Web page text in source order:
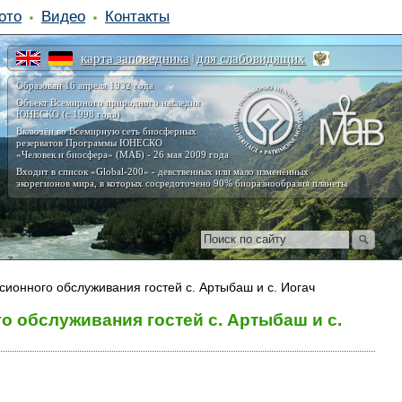
карта заповедника | для слабовидящих
Образован 16 апреля 1932 года
Объект Всемирного природного наследия
ЮНЕСКО (с 1998 года)
Включён во Всемирную сеть биосферных
резерватов Программы ЮНЕСКО
«Человек и биосфера» (МАБ) - 26 мая 2009 года
Входит в список «Global-200» - девственных или мало изменённых
экорегионов мира, в которых сосредоточено 90% биоразнообразия планеты
Видео Контакты
обслуживания гостей с. Артыбаш и с. Иогач
обслуживания гостей с. Артыбаш и с.